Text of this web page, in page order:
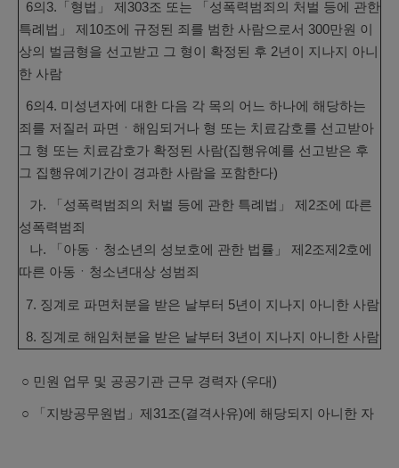
6의3.「형법」 제303조 또는 「성폭력범죄의 처벌 등에 관한
특례법」 제10조에 규정된 죄를 범한 사람으로서 300만원 이
상의 벌금형을 선고받고 그 형이 확정된 후 2년이 지나지 아니
한 사람
6의4. 미성년자에 대한 다음 각 목의 어느 하나에 해당하는
죄를 저질러 파면ㆍ해임되거나 형 또는 치료감호를 선고받아
그 형 또는 치료감호가 확정된 사람(집행유예를 선고받은 후
그 집행유예기간이 경과한 사람을 포함한다)
가. 「성폭력범죄의 처벌 등에 관한 특례법」 제2조에 따른
성폭력범죄
나. 「아동ㆍ청소년의 성보호에 관한 법률」 제2조제2호에
따른 아동ㆍ청소년대상 성범죄
7. 징계로 파면처분을 받은 날부터 5년이 지나지 아니한 사람
8. 징계로 해임처분을 받은 날부터 3년이 지나지 아니한 사람
○ 민원 업무 및 공공기관 근무 경력자 (우대)
○ 「지방공무원법」제31조(결격사유)에 해당되지 아니한 자